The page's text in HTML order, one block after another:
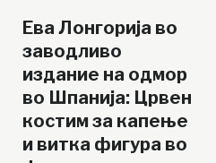
Ева Лонгорија во
заводливо
издание на одмор
во Шпанија: Црвен
костим за капење
и витка фигура во